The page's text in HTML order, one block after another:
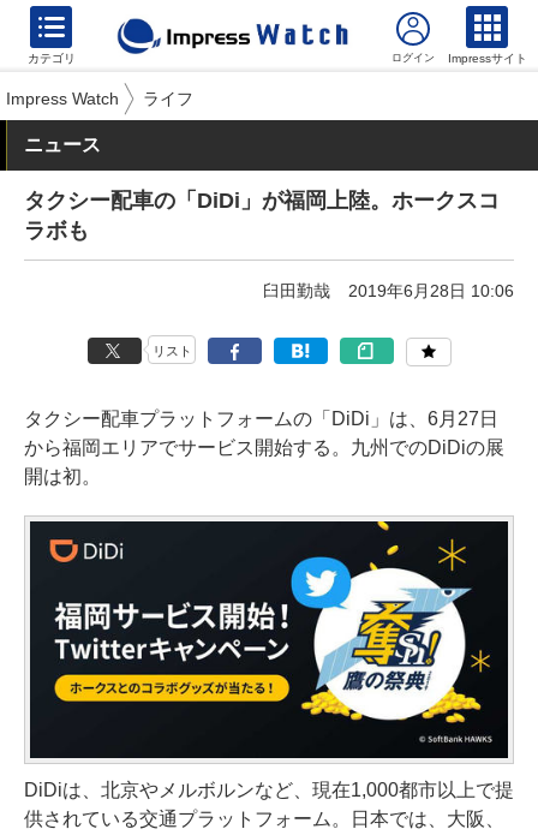
カテゴリ Impressサイト
Impress Watch ライフ
ニュース
タクシー配車の「DiDi」が福岡上陸。ホークスコ
ラボも
臼田勤哉 2019年6月28日 10:06
リスト
タクシー配車プラットフォームの「DiDi」は、6月27日
から福岡エリアでサービス開始する。九州でのDiDiの展
開は初。
DiDiは、北京やメルボルンなど、現在1,000都市以上で提
供されている交通プラットフォーム。日本では、大阪、